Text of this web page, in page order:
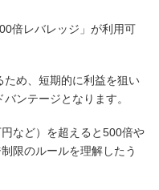
倍レバレッジ」が利用可
め、短期的に利益を狙い
ンテージとなります。
など）を超えると500倍や
限のルールを理解したう